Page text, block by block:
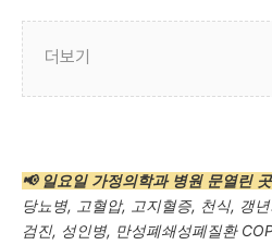
더보기
📢일요일 가정의학과 병원 문열린
당뇨병, 고혈압, 고지혈증, 천식, 갱
검진, 성인병, 만성폐쇄성폐질환